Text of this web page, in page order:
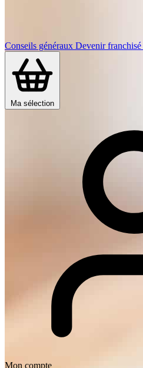
Conseils généraux Devenir franchisé
Ma sélection
Mon compte